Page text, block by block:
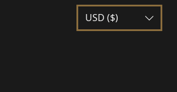
USD ($)